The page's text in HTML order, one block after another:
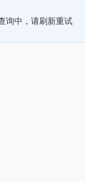
询中，请刷新重试